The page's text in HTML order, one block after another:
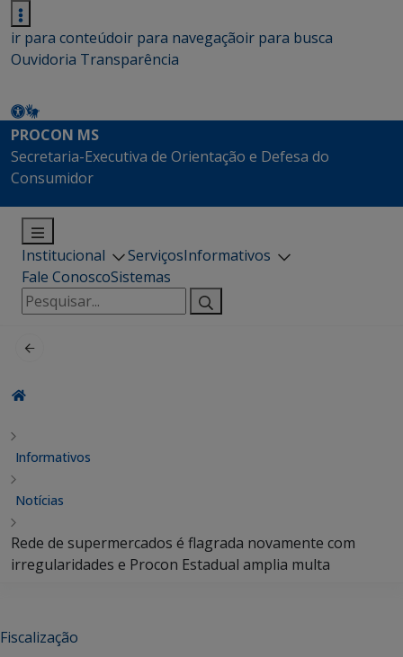
ir para conteúdoir para navegaçãoir para busca
Ouvidoria Transparência
PROCON MS
Secretaria-Executiva de Orientação e Defesa do
Consumidor
Institucional ServiçosInformativos
Fale ConoscoSistemas
Pesquisar
por:
Informativos
Notícias
Rede de supermercados é flagrada novamente com
irregularidades e Procon Estadual amplia multa
Fiscalização